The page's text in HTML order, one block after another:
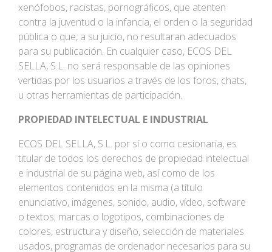
xenófobos, racistas, pornográficos, que atenten
contra la juventud o la infancia, el orden o la seguridad
pública o que, a su juicio, no resultaran adecuados
para su publicación. En cualquier caso, ECOS DEL
SELLA, S.L. no será responsable de las opiniones
vertidas por los usuarios a través de los foros, chats,
u otras herramientas de participación.
PROPIEDAD INTELECTUAL E INDUSTRIAL
ECOS DEL SELLA, S.L. por sí o como cesionaria, es
titular de todos los derechos de propiedad intelectual
e industrial de su página web, así como de los
elementos contenidos en la misma (a título
enunciativo, imágenes, sonido, audio, vídeo, software
o textos; marcas o logotipos, combinaciones de
colores, estructura y diseño, selección de materiales
usados, programas de ordenador necesarios para su